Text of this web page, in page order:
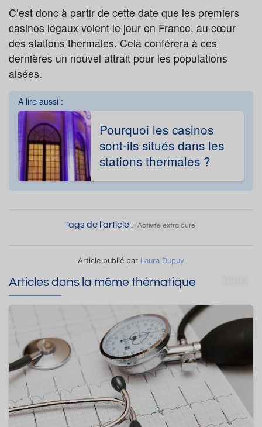
C’est donc à partir de cette date que les premiers
casinos légaux voient le jour en France, au cœur
des stations thermales. Cela conférera à ces
dernières un nouvel attrait pour les populations
aisées.
A lire aussi :
Pourquoi les casinos
sont-ils situés dans les
stations thermales ?
Tags de l'article : Activité extra cure
Article publié par Laura Dupuy
Articles dans la même thématique